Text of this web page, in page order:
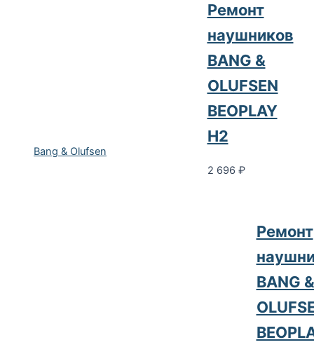
Bang & Olufsen
Ремонт
наушников
BANG &
OLUFSEN
BEOPLAY
H2
2 696 ₽
Ремонт
BANG &